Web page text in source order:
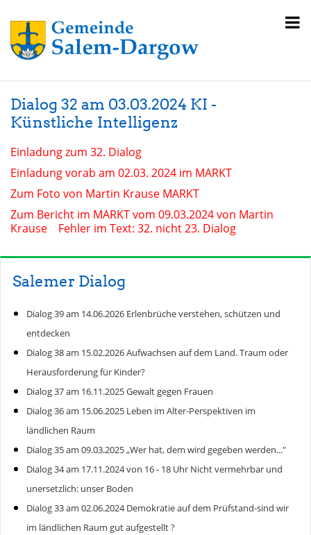
Dialog 32 am 03.03.2024 KI -
Künstliche Intelligenz
Einladung zum 32. Dialog
Einladung vorab am 02.03. 2024 im MARKT
Zum Foto von Martin Krause MARKT
Zum Bericht im MARKT vom 09.03.2024 von Martin
Krause Fehler im Text: 32. nicht 23. Dialog
Salemer Dialog
Dialog 39 am 14.06.2026 Erlenbrüche verstehen, schützen und
entdecken
Dialog 38 am 15.02.2026 Aufwachsen auf dem Land. Traum oder
Herausforderung für Kinder?
Dialog 37 am 16.11.2025 Gewalt gegen Frauen
Dialog 36 am 15.06.2025 Leben im Alter-Perspektiven im
ländlichen Raum
Dialog 35 am 09.03.2025 „Wer hat, dem wird gegeben werden..."
Dialog 34 am 17.11.2024 von 16 - 18 Uhr Nicht vermehrbar und
unersetzlich: unser Boden
Dialog 33 am 02.06.2024 Demokratie auf dem Prüfstand-sind wir
im ländlichen Raum gut aufgestellt ?